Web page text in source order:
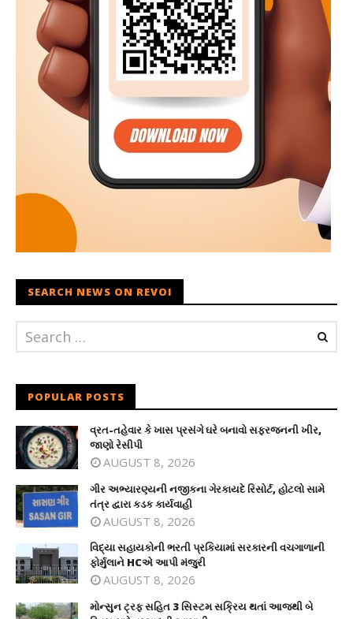
SEARCH NEWS ON REVOI
POPULAR POSTS
વ્રત-તહેવાર કે ખાસ પ્રસંગે ઘરે બનાવો સફરજનની ખીર,
જાણો રેસીપી
AUGUST 8, 2026
ગીર અભ્યારણ્યની નજીકના ગેરકાયદે રિસોર્ટ, હોટલો સામે
તંત્ર દ્વારા કડક કાર્યવાહી
AUGUST 8, 2026
વિદ્યા સહાયકોની ભરતી પ્રકિયામાં સરકારની વચગાળાની
ફોર્મુલાને HCએ આપી મંજુરી
AUGUST 8, 2026
મોન્સુન ટ્રફ સહિત 3 સિસ્ટમ સક્રિય થતાં આજથી બે